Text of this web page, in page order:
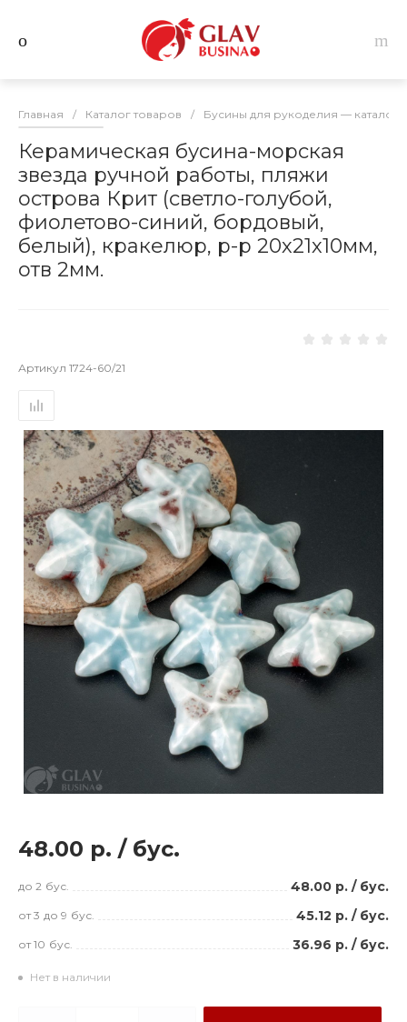
Главная / Каталог товаров / Бусины для рукоделия — каталог
Керамическая бусина-морская
звезда ручной работы, пляжи
острова Крит (светло-голубой,
фиолетово-синий, бордовый,
белый), кракелюр, р-р 20х21х10мм,
отв 2мм.
Артикул 1724-60/21
48.00 р. / бус.
до 2 бус. 48.00 р. / бус.
от 3 до 9 бус. 45.12 р. / бус.
от 10 бус. 36.96 р. / бус.
Нет в наличии